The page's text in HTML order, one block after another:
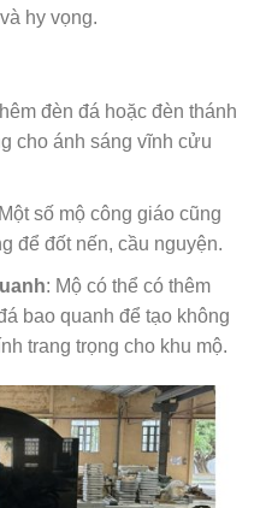
hy vọng.
đèn đá hoặc đèn thánh
cho ánh sáng vĩnh cửu
số mộ công giáo cũng
để đốt nến, cầu nguyện.
: Mộ có thể có thêm
bao quanh để tạo không
trang trọng cho khu mộ.